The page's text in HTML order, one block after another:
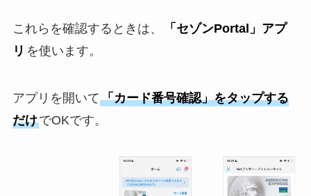
これらを確認するときは、
「セゾンPortal」アプ
リ を使います。
アプリを開いて「カード番号確認」をタップする
だけでOKです。